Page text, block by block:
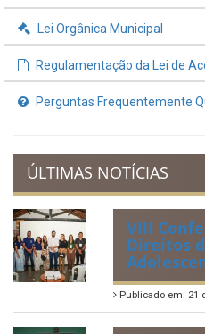
Lei Orgânica Municipal
Regulamentação da Lei de
Perguntas Frequentemente
ÚLTIMAS NOTÍCIAS
VIII
Direitos
Publicado em: 21